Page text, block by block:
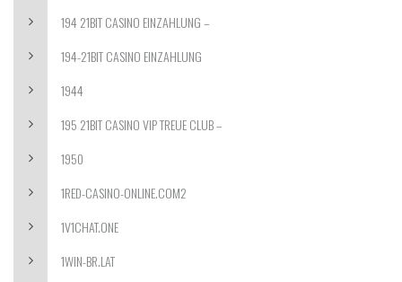
194 21BIT CASINO EINZAHLUNG –
194-21BIT CASINO EINZAHLUNG
1944
195 21BIT CASINO VIP TREUE CLUB –
1950
1RED-CASINO-ONLINE.COM2
1V1CHAT.ONE
1WIN-BR.LAT